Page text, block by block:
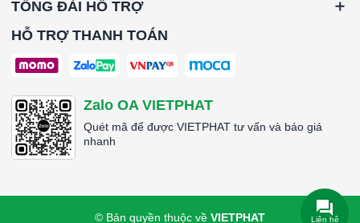
TỔNG ĐÀI HỖ TRỢ
HỖ TRỢ THANH TOÁN
Zalo OA VIETPHAT
Quét mã để được VIETPHAT tư vấn và báo giá
nhanh
© Bản quyền thuộc về VIETPHAT Liên hệ